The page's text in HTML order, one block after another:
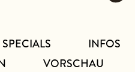
VORSCHAU
SPECIALS INFOS